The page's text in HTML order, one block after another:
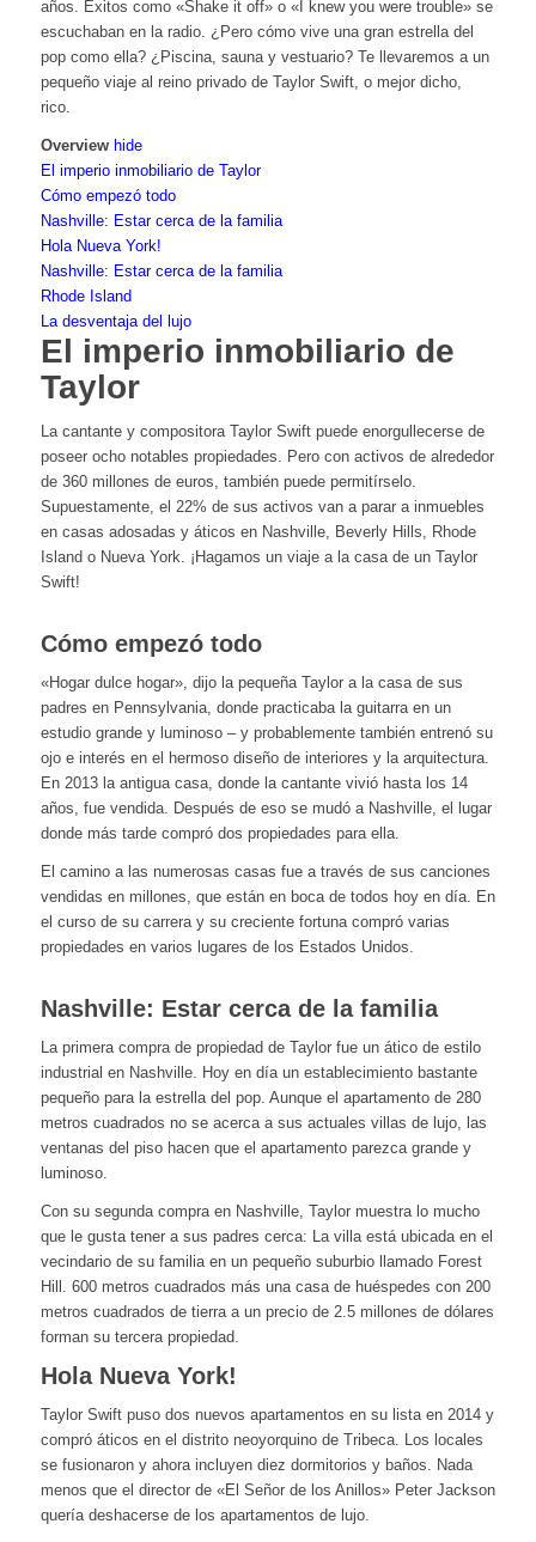
años. Éxitos como «Shake it off» o «I knew you were trouble» se
escuchaban en la radio. ¿Pero cómo vive una gran estrella del
pop como ella? ¿Piscina, sauna y vestuario? Te llevaremos a un
pequeño viaje al reino privado de Taylor Swift, o mejor dicho,
rico.
Overview hide
El imperio inmobiliario de Taylor
Cómo empezó todo
Nashville: Estar cerca de la familia
Hola Nueva York!
Nashville: Estar cerca de la familia
Rhode Island
La desventaja del lujo
El imperio inmobiliario de
Taylor
La cantante y compositora Taylor Swift puede enorgullecerse de
poseer ocho notables propiedades. Pero con activos de alrededor
de 360 millones de euros, también puede permitírselo.
Supuestamente, el 22% de sus activos van a parar a inmuebles
en casas adosadas y áticos en Nashville, Beverly Hills, Rhode
Island o Nueva York. ¡Hagamos un viaje a la casa de un Taylor
Swift!
Cómo empezó todo
«Hogar dulce hogar», dijo la pequeña Taylor a la casa de sus
padres en Pennsylvania, donde practicaba la guitarra en un
estudio grande y luminoso – y probablemente también entrenó su
ojo e interés en el hermoso diseño de interiores y la arquitectura.
En 2013 la antigua casa, donde la cantante vivió hasta los 14
años, fue vendida. Después de eso se mudó a Nashville, el lugar
donde más tarde compró dos propiedades para ella.
El camino a las numerosas casas fue a través de sus canciones
vendidas en millones, que están en boca de todos hoy en día. En
el curso de su carrera y su creciente fortuna compró varias
propiedades en varios lugares de los Estados Unidos.
Nashville: Estar cerca de la familia
La primera compra de propiedad de Taylor fue un ático de estilo
industrial en Nashville. Hoy en día un establecimiento bastante
pequeño para la estrella del pop. Aunque el apartamento de 280
metros cuadrados no se acerca a sus actuales villas de lujo, las
ventanas del piso hacen que el apartamento parezca grande y
luminoso.
Con su segunda compra en Nashville, Taylor muestra lo mucho
que le gusta tener a sus padres cerca: La villa está ubicada en el
vecindario de su familia en un pequeño suburbio llamado Forest
Hill. 600 metros cuadrados más una casa de huéspedes con 200
metros cuadrados de tierra a un precio de 2.5 millones de dólares
forman su tercera propiedad.
Hola Nueva York!
Taylor Swift puso dos nuevos apartamentos en su lista en 2014 y
compró áticos en el distrito neoyorquino de Tribeca. Los locales
se fusionaron y ahora incluyen diez dormitorios y baños. Nada
menos que el director de «El Señor de los Anillos» Peter Jackson
quería deshacerse de los apartamentos de lujo.